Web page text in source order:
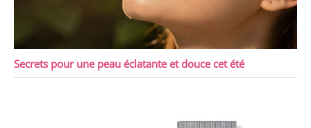
Secrets pour une peau éclatante et douce cet été